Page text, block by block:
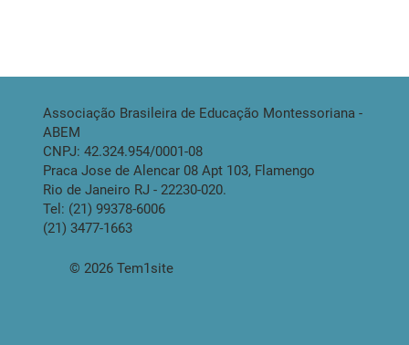
Associação Brasileira de Educação Montessoriana -
ABEM
CNPJ: 42.324.954/0001-08
Praca Jose de Alencar 08 Apt 103, Flamengo
Rio de Janeiro RJ - 22230-020.
Tel: (21) 99378-6006
(21) 3477-1663
© 2026 Tem1site